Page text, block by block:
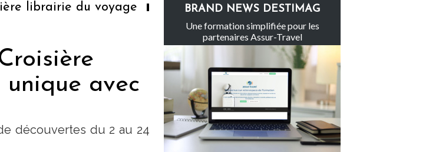
librairie du voyage Le groupe Sainte-Claire rachète Eden Tour
unique avec
découvertes du 2 au 24
BRAND NEWS DESTIMAG
Une formation simplifiée pour les
partenaires Assur-Travel